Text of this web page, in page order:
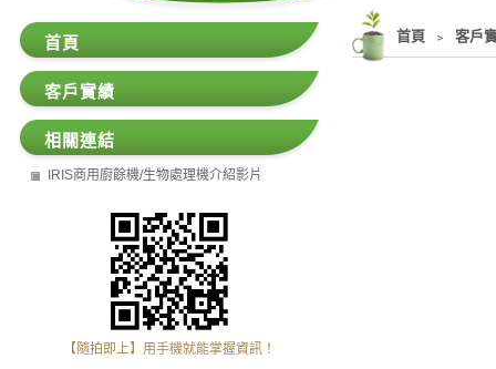
首頁 ﹥ 客戶
首頁
客戶實績
相關連結
IRIS商用廚餘機/生物處理機介紹影片
【隨拍即上】用手機就能掌握資訊！